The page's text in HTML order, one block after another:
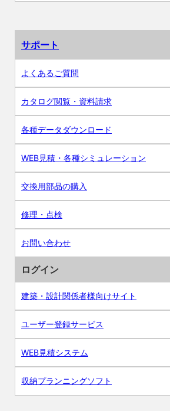
サポート
よくあるご質問
カタログ閲覧・資料請求
各種データダウンロード
WEB見積・各種シミュレーション
交換用部品の購入
修理・点検
お問い合わせ
ログイン
建築・設計関係者様向けサイト
ユーザー登録サービス
WEB見積システム
収納プランニングソフト